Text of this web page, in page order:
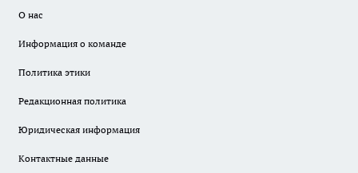
О нас
Информация о команде
Политика этики
Редакционная политика
Юридическая информация
Контактные данные